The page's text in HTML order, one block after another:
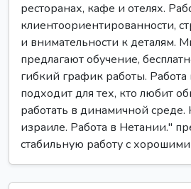
ресторанах, кафе и отелях.
клиентоориентированности,
и внимательности к деталям.
предлагают обучение,
гибкий график работы.
подходит для тех, кто любит
работать в динамичной
израиле. Работа в Нетании."
стабильную работу с